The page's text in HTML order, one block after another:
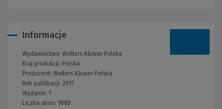
Informacje
Wydawnictwo: Wolters Kluwer Polska
Kraj produkcji: Polska
Producent: Wolters Kluwer Polska
Rok publikacji: 2017
Wydanie: 1
Liczba stron: 1888